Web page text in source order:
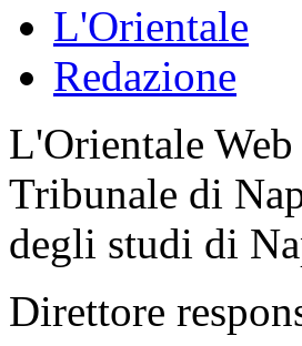
L'Orientale
Redazione
L'Orientale
Tribunale di
degli studi di
Direttore